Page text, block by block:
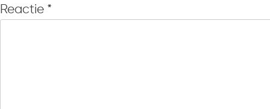
Reactie *